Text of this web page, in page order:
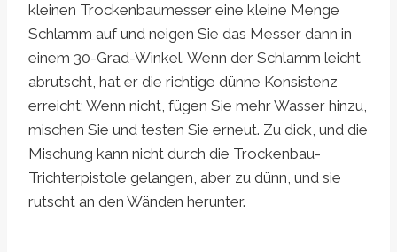
kleinen Trockenbaumesser eine kleine Menge
Schlamm auf und neigen Sie das Messer dann in
einem 30-Grad-Winkel. Wenn der Schlamm leicht
abrutscht, hat er die richtige dünne Konsistenz
erreicht; Wenn nicht, fügen Sie mehr Wasser hinzu,
mischen Sie und testen Sie erneut. Zu dick, und die
Mischung kann nicht durch die Trockenbau-
Trichterpistole gelangen, aber zu dünn, und sie
rutscht an den Wänden herunter.